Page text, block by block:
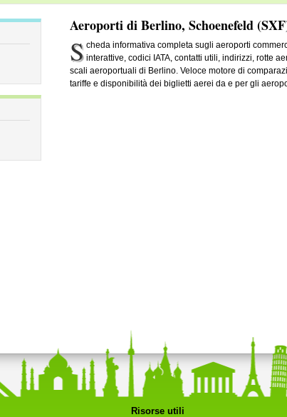
Aeroporti di Berlino, Schoenefeld
S cheda informativa completa sugli aeroporti
interattive, codici IATA, contatti utili, indirizzi, rotte
scali aeroportuali di Berlino. Veloce motore di
tariffe e disponibilità dei biglietti aerei da e per gli
Risorse utili